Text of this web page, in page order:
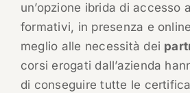
un’opzione ibrida di accesso
formativi, in presenza e
meglio alle necessità dei
corsi erogati dall’azienda
di conseguire tutte le